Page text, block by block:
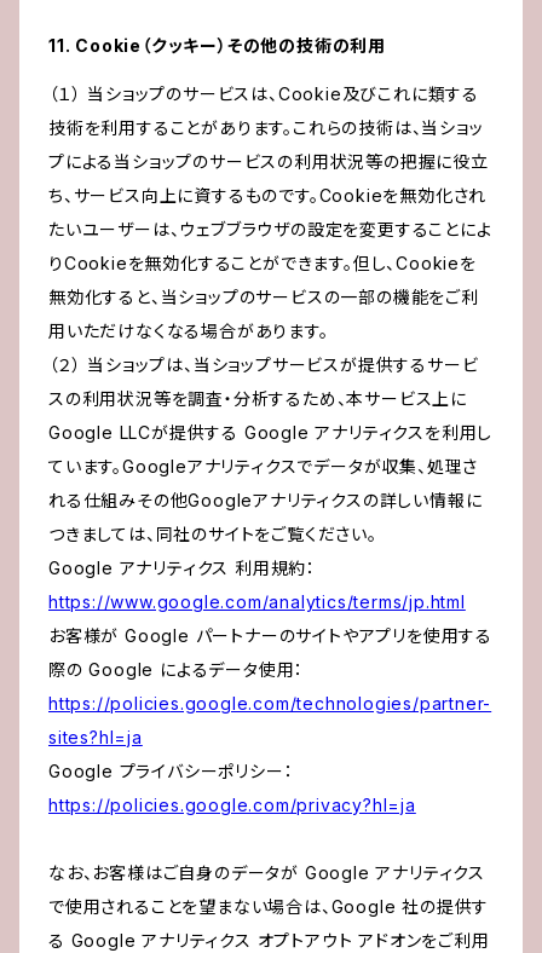
11. Cookie（クッキー）その他の技術の利用
（１） 当ショップのサービスは、Cookie及びこれに類する
技術を利用することがあります。これらの技術は、当ショッ
プによる当ショップのサービスの利用状況等の把握に役立
ち、サービス向上に資するものです。Cookieを無効化され
たいユーザーは、ウェブブラウザの設定を変更することによ
りCookieを無効化することができます。但し、Cookieを
無効化すると、当ショップのサービスの一部の機能をご利
用いただけなくなる場合があります。
（２） 当ショップは、当ショップサービスが提供するサービ
スの利用状況等を調査・分析するため、本サービス上に
Google LLCが提供する Google アナリティクスを利用し
ています。Googleアナリティクスでデータが収集、処理さ
れる仕組みその他Googleアナリティクスの詳しい情報に
つきましては、同社のサイトをご覧ください。
Google アナリティクス 利用規約：
https://www.google.com/analytics/terms/jp.html
お客様が Google パートナーのサイトやアプリを使用する
際の Google によるデータ使用：
https://policies.google.com/technologies/partner-
sites?hl=ja
Google プライバシーポリシー：
https://policies.google.com/privacy?hl=ja
なお、お客様はご自身のデータが Google アナリティクス
で使用されることを望まない場合は、Google 社の提供す
る Google アナリティクス オプトアウト アドオンをご利用